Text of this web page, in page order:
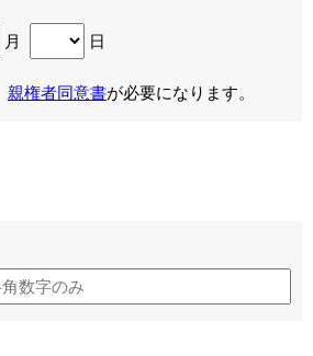
月 日
親権者同意書が必要になります。